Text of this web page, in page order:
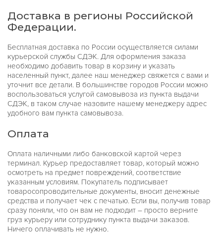
Доставка в регионы Российской
Федерации.
Бесплатная доставка по России осуществляется силами
курьерской службы СДЭК. Для оформления заказа
необходимо добавить товар в корзину и указать
населенный пункт, далее наш менеджер свяжется с вами и
уточнит все детали. В большинстве городов России можно
воспользоваться услугой самовывоза из пункта выдачи
СДЭК, в таком случае назовите нашему менеджеру адрес
удобного вам пункта самовывоза.
Оплата
Оплата наличными либо банковской картой через
терминал. Курьер предоставляет товар, который можно
осмотреть на предмет повреждений, соответствие
указанным условиям. Покупатель подписывает
товаросопроводительные документы, вносит денежные
средства и получает чек с печатью. Если вы, получив товар
сразу поняли, что он вам не подходит – просто верните
груз курьеру или сотруднику пункта выдачи заказов.
Ничего оплачивать не нужно.